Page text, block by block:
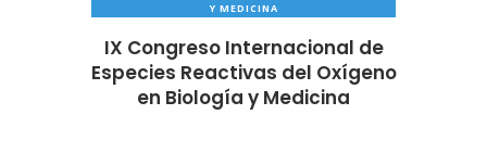
Y MEDICINA
IX Congreso Internacional de
Especies Reactivas del Oxígeno
en Biología y Medicina